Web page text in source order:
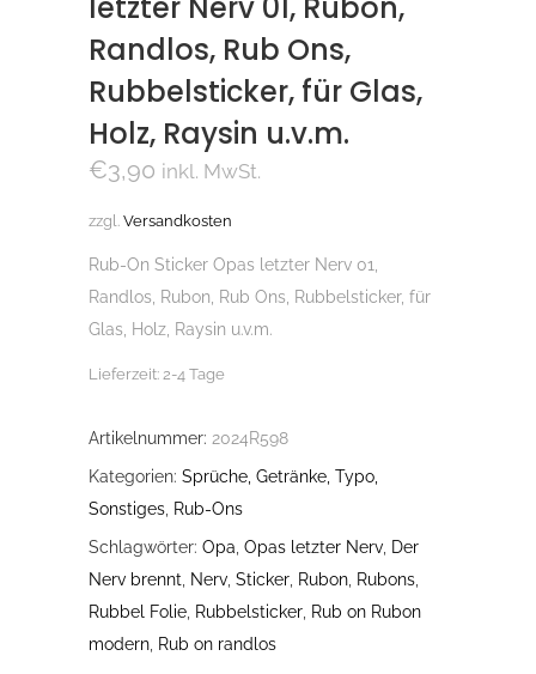
Randlos, Rub Ons,
Rubbelsticker, für Glas,
Holz, Raysin u.v.m.
€3,90 inkl. MwSt.
zzgl. Versandkosten
Rub-On Sticker Opas letzter Nerv 01,
Randlos, Rubon, Rub Ons, Rubbelsticker, für
Glas, Holz, Raysin u.v.m.
Lieferzeit: 2-4 Tage
Artikelnummer: 2024R598
Kategorien: Sprüche, Getränke, Typo,
Sonstiges Rub-Ons
Schlagwörter: Opa Opas letzter Nerv Der
Nerv brennt
Nerv Sticker Rubon Rubons
Rubbel Folie Rubbelsticker Rub on Rubon
modern Rub on randlos